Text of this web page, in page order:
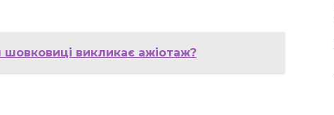
шовковиці викликає ажіотаж?